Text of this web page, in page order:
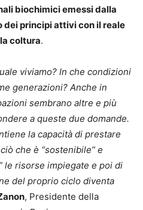
biochimici emessi dalla
dei principi attivi con il reale
coltura.
viviamo? In che condizioni
generazioni? Anche in
sembrano altre e più
a queste due domande.
la capacità di prestare
che è “sostenibile” e
le risorse impiegate e poi di
del proprio ciclo diventa
, Presidente della